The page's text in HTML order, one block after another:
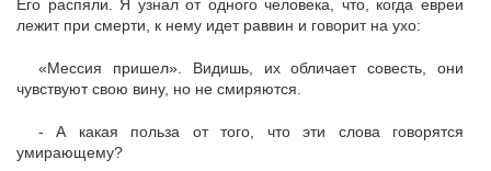
Его распяли. Я узнал от одного человека, что, когда евреи
лежит при смерти, к нему идет раввин и говорит на ухо:
«Мессия пришел». Видишь, их обличает совесть, они
чувствуют свою вину, но не смиряются.
- А какая польза от того, что эти слова говорятся
умирающему?